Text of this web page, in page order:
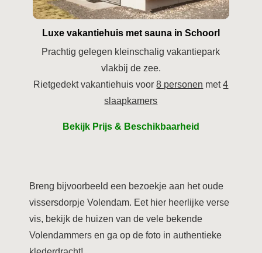
Luxe vakantiehuis met sauna in Schoorl
Prachtig gelegen kleinschalig vakantiepark
vlakbij de zee.
Rietgedekt vakantiehuis voor8 personen met4
slaapkamers
Bekijk Prijs & Beschikbaarheid
Breng bijvoorbeeld een bezoekje aan het oude
vissersdorpje Volendam. Eet hier heerlijke verse
vis, bekijk de huizen van de vele bekende
Volendammers en ga op de foto in authentieke